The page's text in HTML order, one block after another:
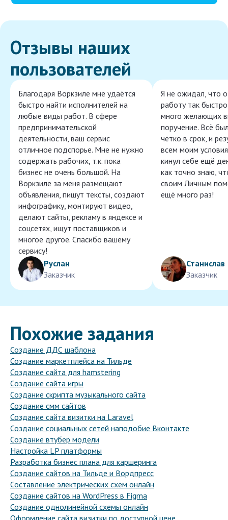
Отзывы наших
пользователей
Благодаря Воркзиле мне удаётся
быстро найти исполнителей на
любые виды работ. В сфере
предпринимательской
деятельности, ваш сервис
отличное подспорье. Мне не нужно
содержать рабочих, т.к. пока
бизнес не очень большой. На
Воркзиле за меня размещают
объявления, пишут тексты, создают
инфографику, монтируют видео,
делают сайты, рекламу в яндексе и
соцсетях, ищут поставщиков и
многое другое. Спасибо вашему
сервису!
Руслан
Заказчик
Я не ожидал, что
работу так
много желающих
поручение. Всё
чётко в срок, и
всем моим
кинул себе ещё
как точно знаю,
своим Личным
ещё много раз!
Станислав
Заказчик
Похожие задания
Создание ДДС шаблона
Создание маркетплейса на Тильде
Создание сайта для hamstering
Создание сайта игры
Создание скрипта музыкального сайта
Создание смм сайтов
Создание сайта визитки на Laravel
Создание социальных сетей наподобие Вконтакте
Создание втубер модели
Настройка LP платформы
Разработка бизнес плана для каршеринга
Создание сайтов на Тильде и Вордпресс
Составление электрических схем онлайн
Создание сайтов на WordPress в Figma
Создание однолинейной схемы онлайн